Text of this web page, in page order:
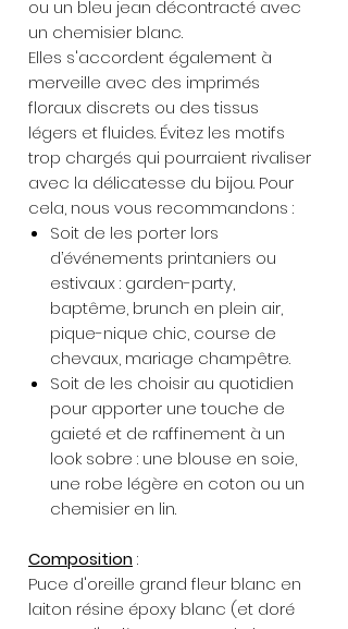
ou un bleu jean décontracté avec
un chemisier blanc.
Elles s'accordent également à
merveille avec des imprimés
floraux discrets ou des tissus
légers et fluides. Évitez les motifs
trop chargés qui pourraient rivaliser
avec la délicatesse du bijou. Pour
cela, nous vous recommandons :
Soit de les porter lors
d’événements printaniers ou
estivaux : garden-party,
baptême, brunch en plein air,
pique-nique chic, course de
chevaux, mariage champêtre.
Soit de les choisir au quotidien
pour apporter une touche de
gaieté et de raffinement à un
look sobre : une blouse en soie,
une robe légère en coton ou un
chemisier en lin.
Composition:
Puce d'oreille grand fleur blanc en
laiton résine époxy blanc (et doré